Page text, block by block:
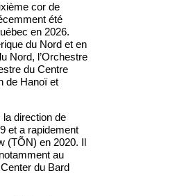
cor de
été
en 2026.
du Nord et en
Nord, l’Orchestre
du Centre
de Hanoï et
direction de
et a rapidement
(TÕN) en 2020. Il
au
du Bard